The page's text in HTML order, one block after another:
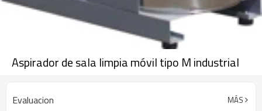
Aspirador de sala limpia móvil tipo M industrial
Evaluacion MÁS